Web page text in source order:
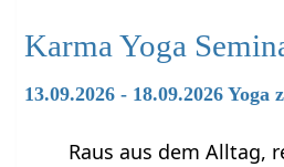
Karma Yoga
13.09.2026 - 18.09.2026 Yoga
Raus aus dem Alltag,